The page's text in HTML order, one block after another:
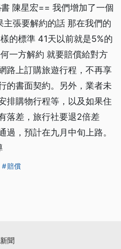
陳星宏== 我們增加了一個
張要解約的話 那在我們的
的標準 41天以前就是5%的
一方解約 就要賠償給對方
路上訂購旅遊行程，不再享
的書面契約。另外，業者未
排購物行程等，以及如果住
落差，旅行社要退2倍差
過，預計在九月中旬上路。
賠償
聞